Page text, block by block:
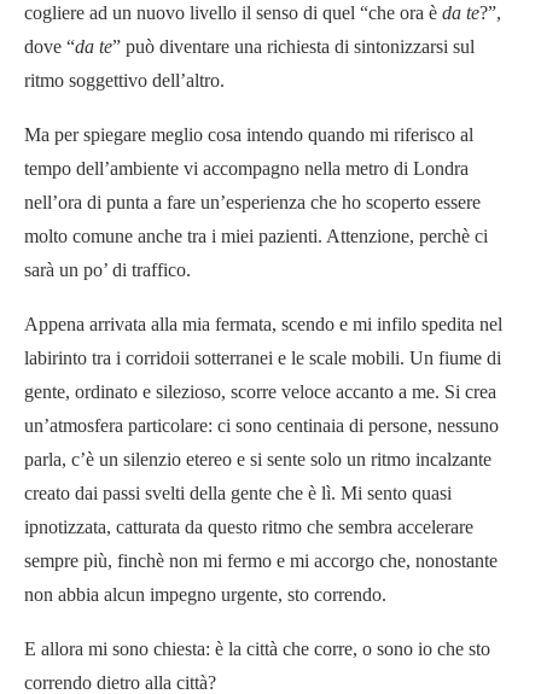
cogliere ad un nuovo livello il senso di quel “che ora è da te?”,
dove “da te” può diventare una richiesta di sintonizzarsi sul
ritmo soggettivo dell’altro.
Ma per spiegare meglio cosa intendo quando mi riferisco al
tempo dell’ambiente vi accompagno nella metro di Londra
nell’ora di punta a fare un’esperienza che ho scoperto essere
molto comune anche tra i miei pazienti. Attenzione, perchè ci
sarà un po’ di traffico.
Appena arrivata alla mia fermata, scendo e mi infilo spedita nel
labirinto tra i corridoii sotterranei e le scale mobili. Un fiume di
gente, ordinato e silezioso, scorre veloce accanto a me. Si crea
un’atmosfera particolare: ci sono centinaia di persone, nessuno
parla, c’è un silenzio etereo e si sente solo un ritmo incalzante
creato dai passi svelti della gente che è lì. Mi sento quasi
ipnotizzata, catturata da questo ritmo che sembra accelerare
sempre più, finchè non mi fermo e mi accorgo che, nonostante
non abbia alcun impegno urgente, sto correndo.
E allora mi sono chiesta: è la città che corre, o sono io che sto
correndo dietro alla città?